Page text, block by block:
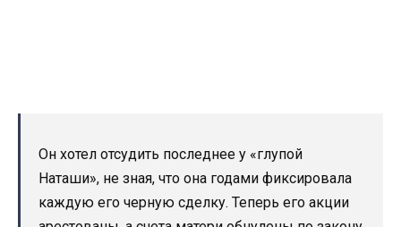
Он хотел отсудить последнее у «глупой
Наташи», не зная, что она годами фиксировала
каждую его черную сделку. Теперь его акции